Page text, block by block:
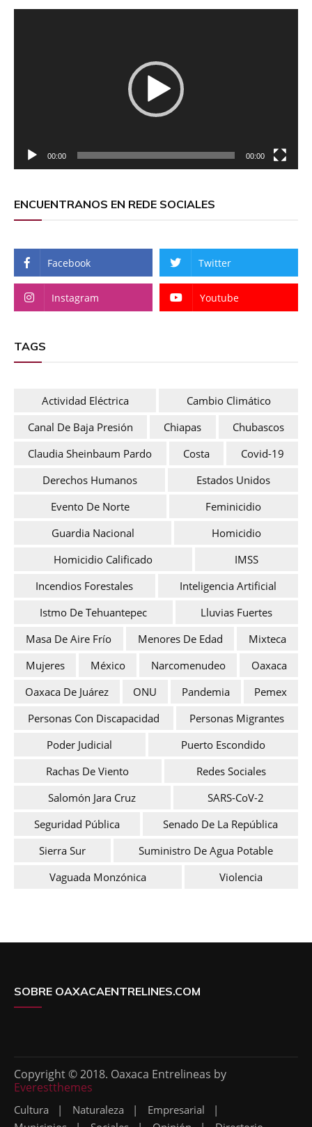
00:00 00:00
ENCUENTRANOS EN REDE SOCIALES
Facebook Twitter
Instagram Youtube
TAGS
Actividad Eléctrica
Cambio Climático
Canal De Baja Presión
Chiapas
Chubascos
Claudia Sheinbaum Pardo
Costa
Covid-19
Derechos Humanos
Estados Unidos
Evento De Norte
Feminicidio
Guardia Nacional
Homicidio
Homicidio Calificado
IMSS
Incendios Forestales
Inteligencia Artificial
Istmo De Tehuantepec
Lluvias Fuertes
Masa De Aire Frío
Menores De Edad
Mixteca
Mujeres
México Narcomenudeo
Oaxaca
Oaxaca De Juárez
ONU Pandemia
Pemex
Personas Con Discapacidad
Personas Migrantes
Poder Judicial
Puerto Escondido
Rachas De Viento
Redes Sociales
Salomón Jara Cruz
SARS-CoV-2
Seguridad Pública
Senado De La República
Sierra Sur
Suministro De Agua Potable
Vaguada Monzónica
Violencia
SOBRE OAXACAENTRELINES.COM
Copyright © 2018. Oaxaca Entrelineas by
Everestthemes
Cultura Naturaleza
Empresarial